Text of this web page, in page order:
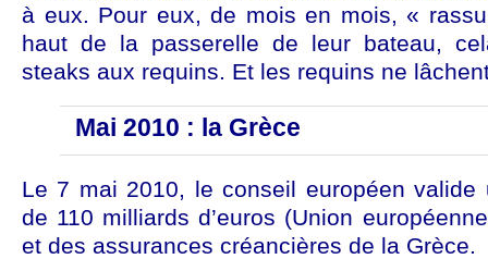
à eux. Pour eux, de mois en mois, «
haut de la passerelle de leur bateau,
steaks aux requins. Et les requins ne
Mai 2010 : la Grèce
Le 7 mai 2010, le conseil européen valide
de 110 milliards d’euros (Union
et des assurances créancières de la Grèce.